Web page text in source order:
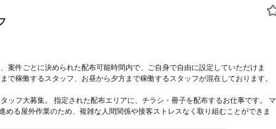
案件ごとに決められた配布可能時間内で、ご自身で自由に設定していただけま
で稼働するスタッフ、お昼から夕方まで稼働するスタッフが混在しております。
ッフ大募集。 指定された配布エリアに、チラシ・冊子を配布するお仕事です。 マ
める屋外作業のため、複雑な人間関係や接客ストレスなく取り組むことができま